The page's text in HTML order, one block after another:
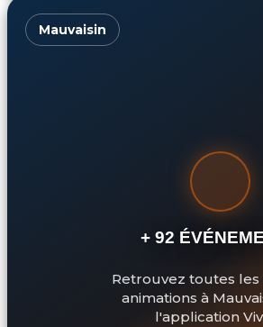
Mauvaisin
+ 92
Retrouvez toutes les
animations à
l'application